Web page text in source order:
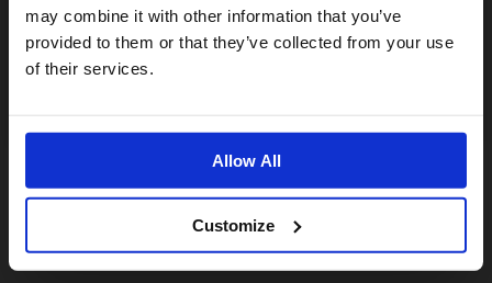
may combine it with other information that you’ve
provided to them or that they’ve collected from your use
of their services.
Allow All
Customize
さらに、日本では10月に発売予定のG Lineについて
もウィルから紹介されました。
ナーたちは冒険に出ることが大好きだから、彼らの可
能性をもっと広げてくれる。私自身も来年、このバイ
US website